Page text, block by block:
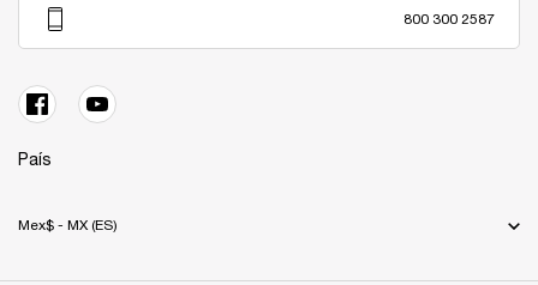
800 300 2587
País
Mex$ - MX (ES)